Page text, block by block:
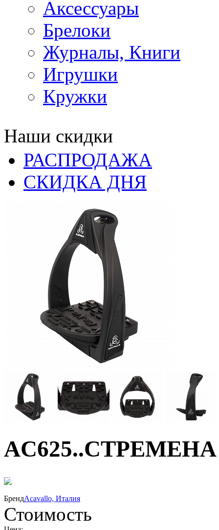
Аксессуары
Брелоки
Журналы, Книги
Игрушки
Кружки
Наши скидки
РАСПРОДАЖА
СКИДКА ДНЯ
40%
БрендAcavallo, Италия
Стоимость